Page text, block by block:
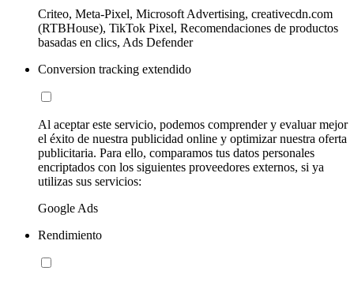
Criteo, Meta-Pixel, Microsoft Advertising, creativecdn.com
(RTBHouse), TikTok Pixel, Recomendaciones de productos
basadas en clics, Ads Defender
Conversion tracking extendido
Al aceptar este servicio, podemos comprender y evaluar mejor
el éxito de nuestra publicidad online y optimizar nuestra oferta
publicitaria. Para ello, comparamos tus datos personales
encriptados con los siguientes proveedores externos, si ya
utilizas sus servicios:
Google Ads
Rendimiento